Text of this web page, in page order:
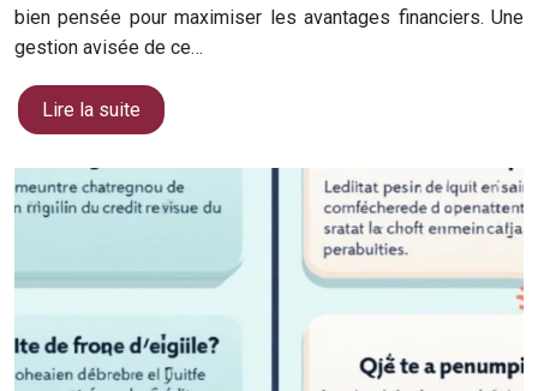
bien pensée pour maximiser les avantages financiers. Une
gestion avisée de ce…
Lire la suite